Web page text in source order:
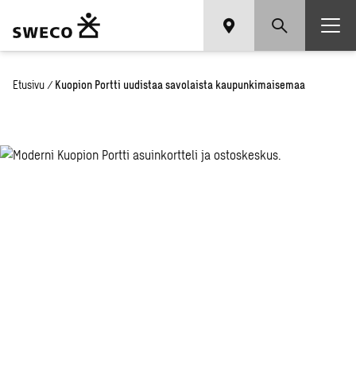
Etusivu / Kuopion Portti uudistaa savolaista kaupunkimaisemaa